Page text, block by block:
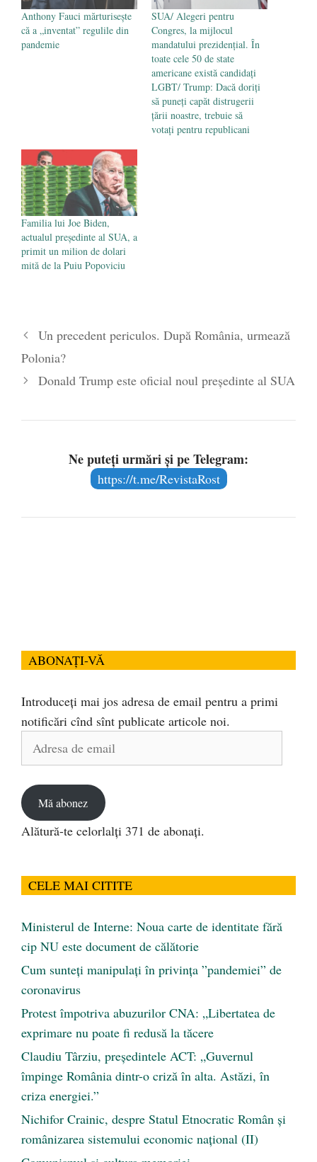
Anthony Fauci mărturisește
că a „inventat” regulile din
pandemie
SUA/ Alegeri pentru
Congres, la mijlocul
mandatului prezidenţial. În
toate cele 50 de state
americane există candidați
LGBT/ Trump: Dacă doriţi
să puneţi capăt distrugerii
ţării noastre, trebuie să
votaţi pentru republicani
Familia lui Joe Biden,
actualul președinte al SUA, a
primit un milion de dolari
mită de la Puiu Popoviciu
Un precedent periculos. După România, urmează
Polonia?
Donald Trump este oficial noul președinte al SUA
Ne puteți urmări și pe Telegram:
https://t.me/RevistaRost
ABONAȚI-VĂ
Introduceți mai jos adresa de email pentru a primi
notificări cînd sînt publicate articole noi.
Adresa
Mă abonez
Alătură-te celorlalți 371 de abonați.
CELE MAI CITITE
Ministerul de Interne: Noua carte de identitate fără
cip NU este document de călătorie
Cum sunteți manipulați în privința ”pandemiei” de
coronavirus
Protest împotriva abuzurilor CNA: „Libertatea de
exprimare nu poate fi redusă la tăcere
Claudiu Târziu, președintele ACT: „Guvernul
împinge România dintr-o criză în alta. Astăzi, în
criza energiei.”
Nichifor Crainic, despre Statul Etnocratic Român şi
românizarea sistemului economic naţional (II)